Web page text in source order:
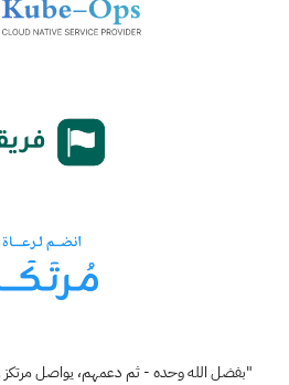
"بفضل الله وحده - ثم دعمهم، يواصل مرتكز